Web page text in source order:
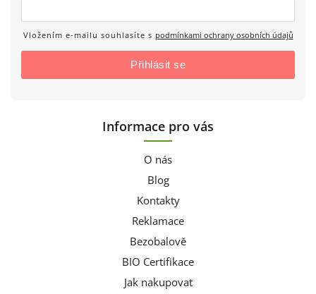
Vložením e-mailu souhlasíte s podmínkami ochrany osobních údajů
Přihlásit se
Informace pro vás
O nás
Blog
Kontakty
Reklamace
Bezobalově
BIO Certifikace
Jak nakupovat